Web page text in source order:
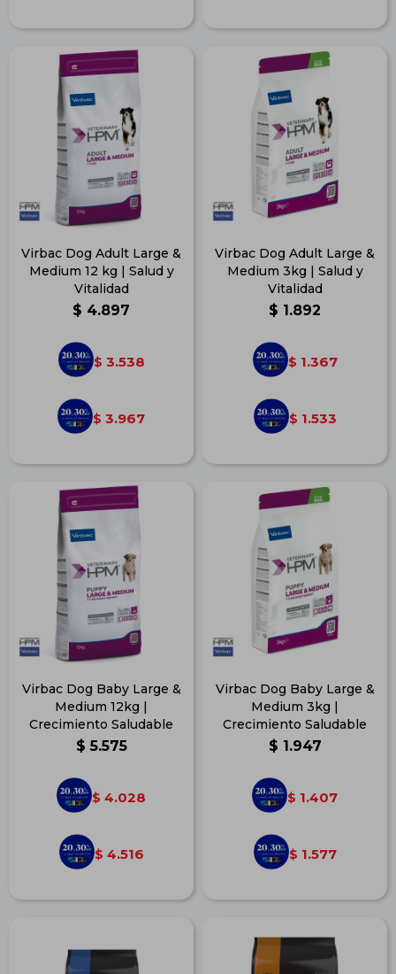
Virbac Dog Adult Large &
Medium 12 kg | Salud y
Vitalidad
$ 4.897
$ 3.538
$ 3.967
Virbac Dog Adult Large &
Medium 3kg | Salud y
Vitalidad
$ 1.892
$ 1.367
$ 1.533
Virbac Dog Baby Large &
Medium 12kg |
Crecimiento Saludable
$ 5.575
$ 4.028
$ 4.516
Virbac Dog Baby Large &
Medium 3kg |
Crecimiento Saludable
$ 1.947
$ 1.407
$ 1.577